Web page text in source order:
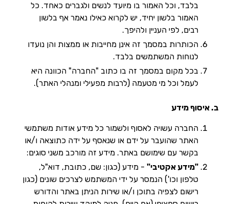
בלבד, וכל האמור בו מיועד לנשים ולגברים כאחד. כל
האמור בלשון יחיד, יש לקרוא כאילו נאמר אף בלשון
רבים, לפי העניין ולהיפך.
הכותרות במסמך זה אינן מחייבות או ממצות והן נועדו
לנוחות המשתמשים בלבד.
בכל מקום במסמך זה בו כתוב "החברה" הכוונה היא
לעמל וכל מי מטעמה (לרבות מפעילי ומנהלי האתר).
ב. איסוף מידע
החברה עשויה לאסוף ולשמור כל מידע אודות משתמשי
האתר שהועבר על ידם או שנאסף על ידה כתוצאה ו/או
בקשר עם שימושם באתר. מידע זה מורכב משני סוגים:
"מידע אקטיבי" - מידע (כגון: שם, כתובת, דוא"ל,
טלפון וכו') הנמסר על ידי המשתמש לצרכים שונים (כגון
רישום לצפיה בתוכן ו/או שירות הניתן באתר והדורש